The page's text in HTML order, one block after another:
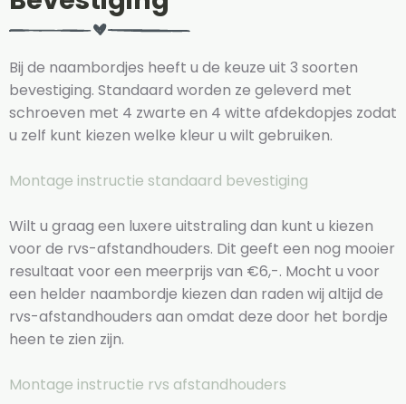
Bij de naambordjes heeft u de keuze uit 3 soorten
bevestiging. Standaard worden ze geleverd met
schroeven met 4 zwarte en 4 witte afdekdopjes zodat
u zelf kunt kiezen welke kleur u wilt gebruiken.
Montage instructie standaard bevestiging
Wilt u graag een luxere uitstraling dan kunt u kiezen
voor de rvs-afstandhouders. Dit geeft een nog mooier
resultaat voor een meerprijs van €6,-. Mocht u voor
een helder naambordje kiezen dan raden wij altijd de
rvs-afstandhouders aan omdat deze door het bordje
heen te zien zijn.
Montage instructie rvs afstandhouders